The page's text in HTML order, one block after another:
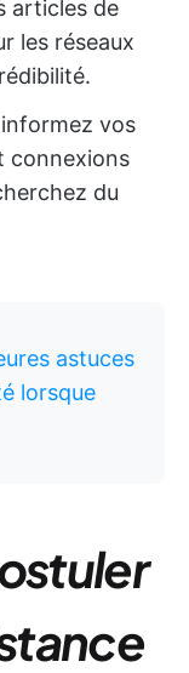
articles de
les réseaux
informez vos
connexions
du
astuces
lorsque